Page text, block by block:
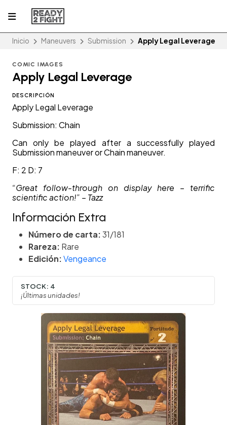
Inicio Maneuvers Submission Apply Legal Leverage
COMIC IMAGES
Apply Legal Leverage
DESCRIPCIÓN
Apply Legal Leverage
Submission: Chain
Can only be played after a successfully played
Submission maneuver or Chain maneuver.
F: 2 D: 7
“Great follow-through on display here – terrific
scientific action!” – Tazz
Información Extra
Número de carta:31/181
Rareza: Rare
Edición:Vengeance
STOCK: 4
¡Últimas unidades!